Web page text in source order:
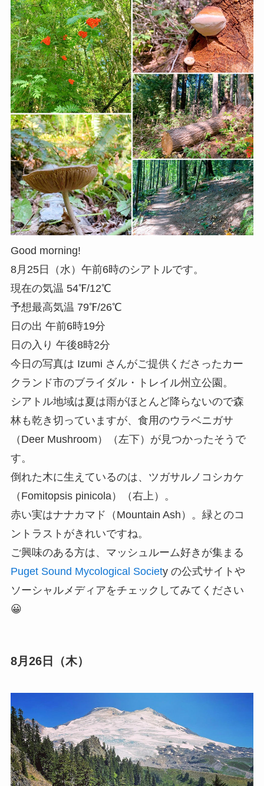
Good morning!
8月25日（水）午前6時のシアトルです。
現在の気温 54℉/12℃
予想最高気温 79℉/26℃
日の出 午前6時19分
日の入り 午後8時2分
今日の写真は Izumi さんがご提供くださったカー
クランド市のブライダル・トレイル州立公園。
シアトル地域は夏は雨がほとんど降らないので森
林も乾き切っていますが、食用のウラベニガサ
（Deer Mushroom）（左下）が見つかったそうで
す。
倒れた木に生えているのは、ツガサルノコシカケ
（Fomitopsis pinicola）（右上）。
赤い実はナナカマド（Mountain Ash）。緑とのコ
ントラストがきれいですね。
ご興味のある方は、マッシュルーム好きが集まる
Puget Sound Mycological Society の公式サイトや
ソーシャルメディアをチェックしてみてください
😀
8月26日（木）